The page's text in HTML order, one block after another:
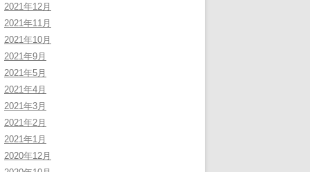
2021年12月
2021年11月
2021年10月
2021年9月
2021年5月
2021年4月
2021年3月
2021年2月
2021年1月
2020年12月